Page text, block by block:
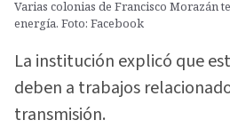
Varias colonias de Francisco Morazán
energía. Foto: Facebook
La institución explicó que
deben a trabajos
transmisión.